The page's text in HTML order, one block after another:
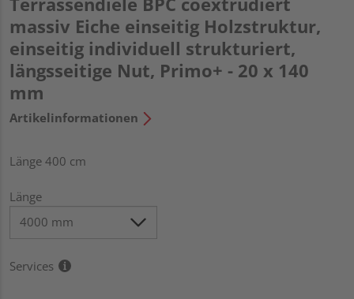
massiv Eiche einseitig Holzstruktur,
einseitig individuell strukturiert,
längsseitige Nut, Primo+ - 20 x 140
mm
Artikelinformationen
Länge 400 cm
Länge
Services